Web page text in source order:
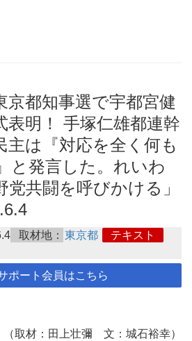
京都知事選で宇都宮健
表明！ 手塚仁雄都連幹
主は『対応を全く何も
と発言した。れいわ
党共闘を呼びかける」
取材地： 東京都
テキスト
ポート会員はこちら
（取材：田上壮彌 文：城石裕幸）